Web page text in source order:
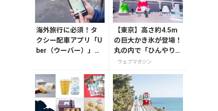
海外旅行に必須！タ
クシー配車アプリ「U
ber（ウーバー）」の
【東京】高さ約4.5m
の巨大かき氷が登場！
丸の内で「ひんやりＫ
ＩＴＴＥ」が8月7日
ウェブマガジン